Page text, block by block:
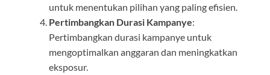
untuk menentukan pilihan yang paling efisien.
Pertimbangkan Durasi Kampanye:
Pertimbangkan durasi kampanye untuk
mengoptimalkan anggaran dan meningkatkan
eksposur.